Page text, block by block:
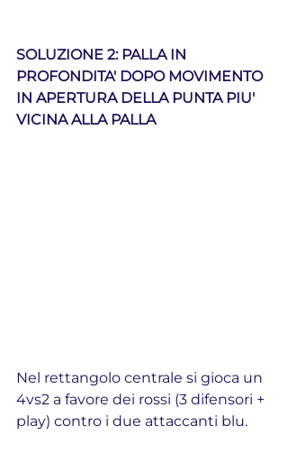
SOLUZIONE 2: PALLA IN
PROFONDITA' DOPO MOVIMENTO
IN APERTURA DELLA PUNTA PIU'
VICINA ALLA PALLA
Nel rettangolo centrale si gioca un
4vs2 a favore dei rossi (3 difensori +
play) contro i due attaccanti blu.